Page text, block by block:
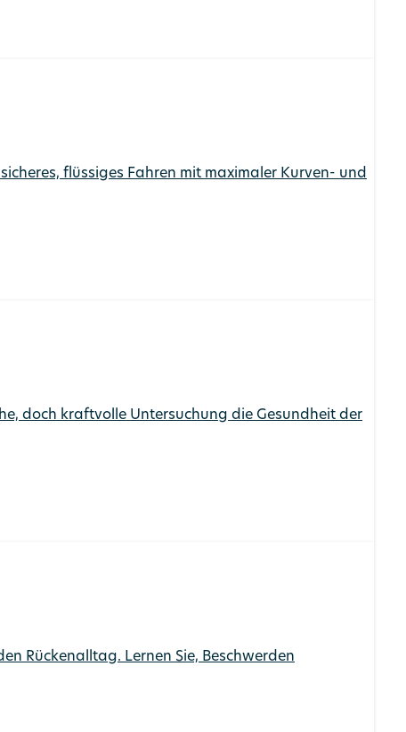
flüssiges Fahren mit maximaler Kurven- und
doch kraftvolle Untersuchung die Gesundheit der
Rückenalltag. Lernen Sie, Beschwerden